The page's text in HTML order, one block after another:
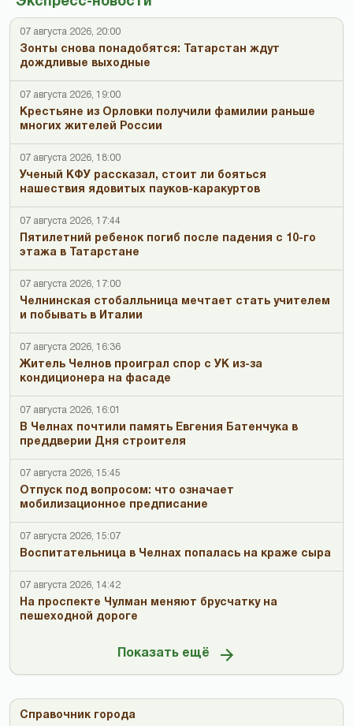
07 августа 2026, 20:00
Зонты снова понадобятся: Татарстан ждут
дождливые выходные
07 августа 2026, 19:00
Крестьяне из Орловки получили фамилии раньше
многих жителей России
07 августа 2026, 18:00
Ученый КФУ рассказал, стоит ли бояться
нашествия ядовитых пауков-каракуртов
07 августа 2026, 17:44
Пятилетний ребенок погиб после падения с 10-го
этажа в Татарстане
07 августа 2026, 17:00
Челнинская стобалльница мечтает стать учителем
и побывать в Италии
07 августа 2026, 16:36
Житель Челнов проиграл спор с УК из-за
кондиционера на фасаде
07 августа 2026, 16:01
В Челнах почтили память Евгения Батенчука в
преддверии Дня строителя
07 августа 2026, 15:45
Отпуск под вопросом: что означает
мобилизационное предписание
07 августа 2026, 15:07
Воспитательница в Челнах попалась на краже сыра
07 августа 2026, 14:42
На проспекте Чулман меняют брусчатку на
пешеходной дороге
Показать ещё
Справочник города